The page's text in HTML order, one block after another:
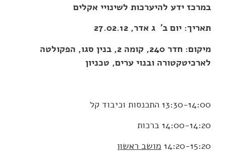
במרכז ידע להיערכות לשינויי אקלים
תאריך: יום ב' ג אדר, 27.02.12
מיקום: חדר 240, קומה 2, בנין סגו, הפקולטה
לארכיטקטורה ובנוי ערים, טכניון
13:30-14:00 התכנסות וכיבוד קל
14:00-14:20 ברכות
14:20-15:20 מושב ראשון